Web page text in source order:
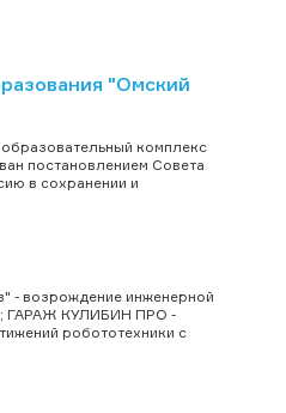
"Омский
комплекс
постановлением Совета
в сохранении и
- возрождение инженерной
ГАРАЖ КУЛИБИН ПРО -
робототехники с